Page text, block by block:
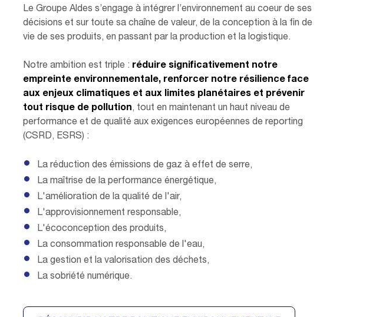
Le Groupe Aldes s’engage à intégrer l’environnement au coeur de ses
décisions et sur toute sa chaîne de valeur, de la conception à la fin de
vie de ses produits, en passant par la production et la logistique.
Notre ambition est triple : réduire significativement notre
empreinte environnementale, renforcer notre résilience face
aux enjeux climatiques et aux limites planétaires et prévenir
tout risque de pollution, tout en maintenant un haut niveau de
performance et de qualité aux exigences européennes de reporting
(CSRD, ESRS) :
La réduction des émissions de gaz à effet de serre,
La maîtrise de la performance énergétique,
L'amélioration de la qualité de l'air,
L'approvisionnement responsable,
L'écoconception des produits,
La consommation responsable de l'eau,
La gestion et la valorisation des déchets,
La sobriété numérique.